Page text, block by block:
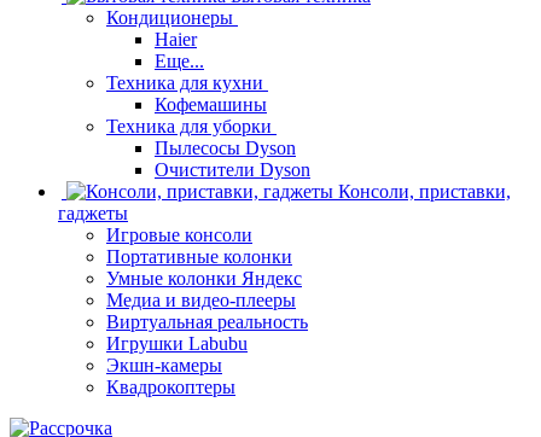
Кондиционеры
Haier
Еще...
Техника для кухни
Кофемашины
Техника для уборки
Пылесосы Dyson
Очистители Dyson
Консоли, приставки,
гаджеты
Игровые консоли
Портативные колонки
Умные колонки Яндекс
Медиа и видео-плееры
Виртуальная реальность
Игрушки Labubu
Экшн-камеры
Квадрокоптеры